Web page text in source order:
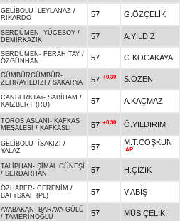
GELİBOLU- LEYLANAZ /
RİKARDO
57 G.ÖZÇELİK
SERDÜMEN - YÜCESOY /
DEMİRKAZIK
57 A.YILDIZ
SERDÜMEN - FERAH TAY /
ÖZGÜNHAN
57 G.KOCAKAYA
GÜMBÜRGÜMBÜR-
ZEHRAYILDIZI / SAKARYA 57 +0.30 S.ÖZEN
CANBERKTAY- SABİHAM /
KAIZBERT (RU)
57 A.KAÇMAZ
TOROS ASLANI - KAFKAS
MEŞALESİ / KAFKASLI 57 +0.30 Ö.YILDIRIM
GELİBOLU- İSAKIZI /
YALAZ
57
M.T.COŞKUN
AP
TALİPHAN - ŞİMAL GÜNEŞİ
/ SERDARHAN 57 H.ÇİZİK
ÖZHABER- CERENİM /
BATYSKAF (PL)
57 V.ABİŞ
AYABAKAN - BARAVA GÜLÜ
/ TAMERİNOĞLU 57 MÜS.ÇELİK